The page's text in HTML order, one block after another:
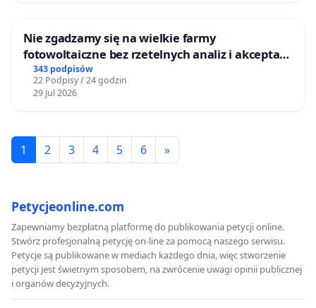
Nie zgadzamy się na wielkie farmy
fotowoltaiczne bez rzetelnych analiz i akceptacji
mieszkańców
343 podpisów
22 Podpisy / 24 godzin
29 Jul 2026
1 2 3 4 5 6 »
Petycjeonline.com
Zapewniamy bezpłatną platformę do publikowania petycji online.
Stwórz profesjonalną petycję on-line za pomocą naszego serwisu.
Petycje są publikowane w mediach każdego dnia, więc stworzenie
petycji jest świetnym sposobem, na zwrócenie uwagi opinii publicznej
i organów decyzyjnych.